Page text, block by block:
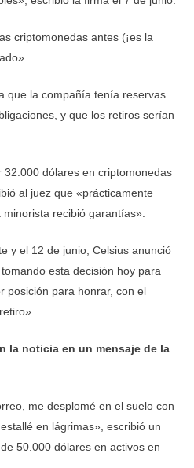
criptomonedas antes (¡es la
que la compañía tenía reservas
y que los retiros serían
dólares en criptomonedas
al juez que «prácticamente
recibió garantías».
y el 12 de junio, Celsius anunció
esta decisión hoy para
posición para honrar, con el
la noticia en un mensaje de la
me desplomé en el suelo con
en lágrimas», escribió un
50.000 dólares en activos en